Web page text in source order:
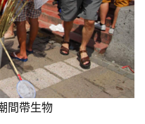
間帶生物